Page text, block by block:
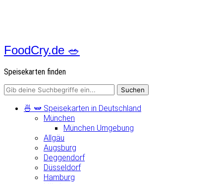
FoodCry.de 🥗
Speisekarten finden
🍜 🫛 Speisekarten in Deutschland
München
München Umgebung
Allgäu
Augsburg
Deggendorf
Düsseldorf
Hamburg